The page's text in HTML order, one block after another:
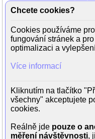
Andrée Damant (La
Christian Gion (Le
Julien Zidi (Jean-
Julie Parnet (La
Jean-Claude Bolle-
Bonnafet Tarbouriech
Michel Danjou (Le
Jean Pommier (Le petit
Raymond Gil (Le petit
Isabelle Petit Brisson
...
Chcete cookies?
Cookies používáme
fungování stránek a
optimalizaci a
Více informací
Kliknutím na tlačítko
všechny" akceptujete
cookies.
Reálně jde pouze o
měření návštěvnosti,